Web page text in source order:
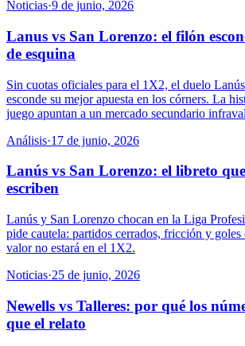
Noticias·9 de junio, 2026
Lanus vs San Lorenzo: el filón
de esquina
Sin cuotas oficiales para el 1X2, el duelo
esconde su mejor apuesta en los córners. La
juego apuntan a un mercado secundario
Análisis·17 de junio, 2026
Lanús vs San Lorenzo: el libreto
escriben
Lanús y San Lorenzo chocan en la Liga
pide cautela: partidos cerrados, fricción y goles
valor no estará en el 1X2.
Noticias·25 de junio, 2026
Newells vs Talleres: por qué los
que el relato